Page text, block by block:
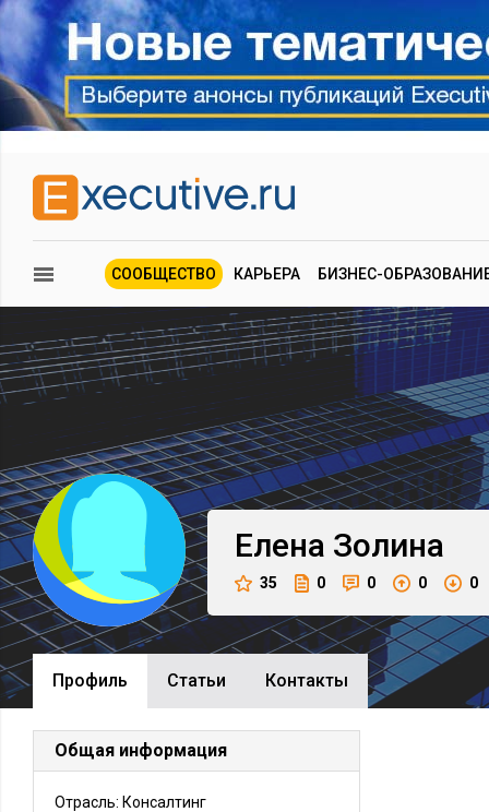
СООБЩЕСТВО КАРЬЕРА БИЗНЕС-
Елена Золина
35 0 0 0 0
Профиль Cтатьи Контакты
Общая информация
Отрасль: Консалтинг